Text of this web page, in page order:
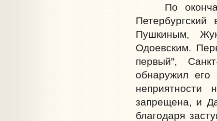
По
Пушкиным,
Одоевским.
первый",
обнаружил его
запрещена, и
благодаря